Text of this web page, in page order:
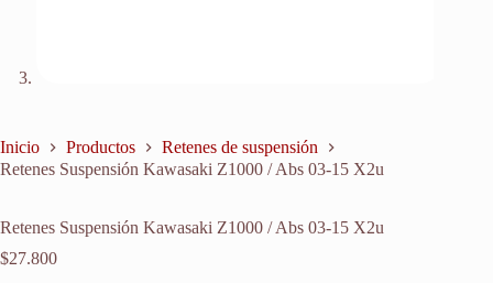
Inicio Productos
Retenes de suspensión
Retenes Suspensión Kawasaki Z1000 / Abs 03-15 X2u
Retenes Suspensión Kawasaki Z1000 / Abs 03-15 X2u
$27.800